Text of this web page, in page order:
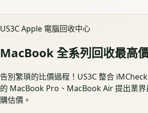
US3C Apple 電腦回收中心
MacBook 全系列回收最高
告別繁瑣的比價過程！US3C 整合
的 MacBook Pro、MacBook Air 提出業界
購估價。